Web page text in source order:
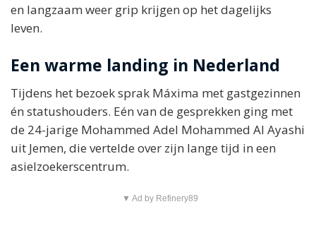
en langzaam weer grip krijgen op het dagelijks
leven.
Een warme landing in Nederland
Tijdens het bezoek sprak Máxima met gastgezinnen
én statushouders. Eén van de gesprekken ging met
de 24-jarige Mohammed Adel Mohammed Al Ayashi
uit Jemen, die vertelde over zijn lange tijd in een
asielzoekerscentrum.
▼ Ad by Refinery89